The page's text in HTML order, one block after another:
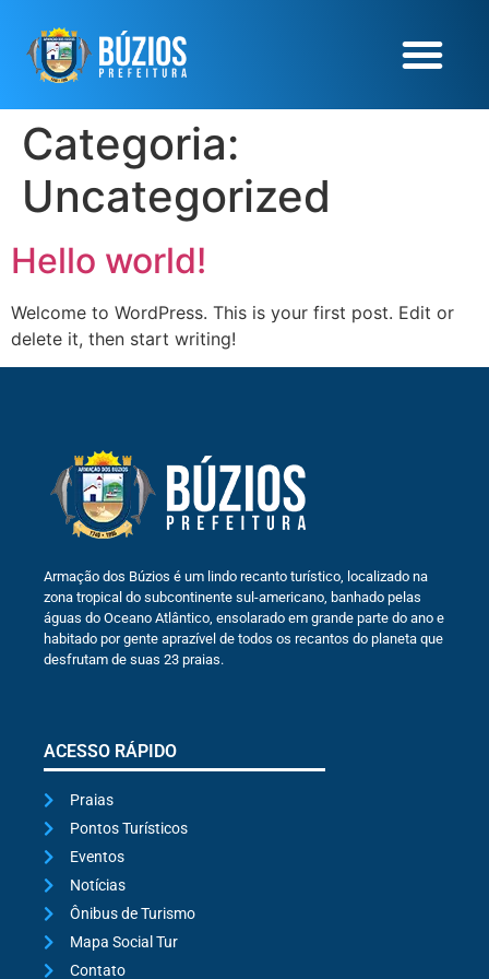
Categoria:
Uncategorized
Hello world!
Welcome to WordPress. This is your first post. Edit or
delete it, then start writing!
Armação dos Búzios é um lindo recanto turístico, localizado na
zona tropical do subcontinente sul-americano, banhado pelas
águas do Oceano Atlântico, ensolarado em grande parte do ano e
habitado por gente aprazível de todos os recantos do planeta que
desfrutam de suas 23 praias.
ACESSO RÁPIDO
Praias
Pontos Turísticos
Eventos
Notícias
Ônibus de Turismo
Mapa Social Tur
Contato